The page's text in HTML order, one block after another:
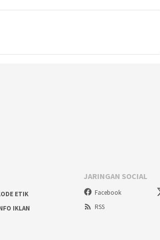
ETIK
IKLAN
JARINGAN SOCIAL
Facebook
RSS